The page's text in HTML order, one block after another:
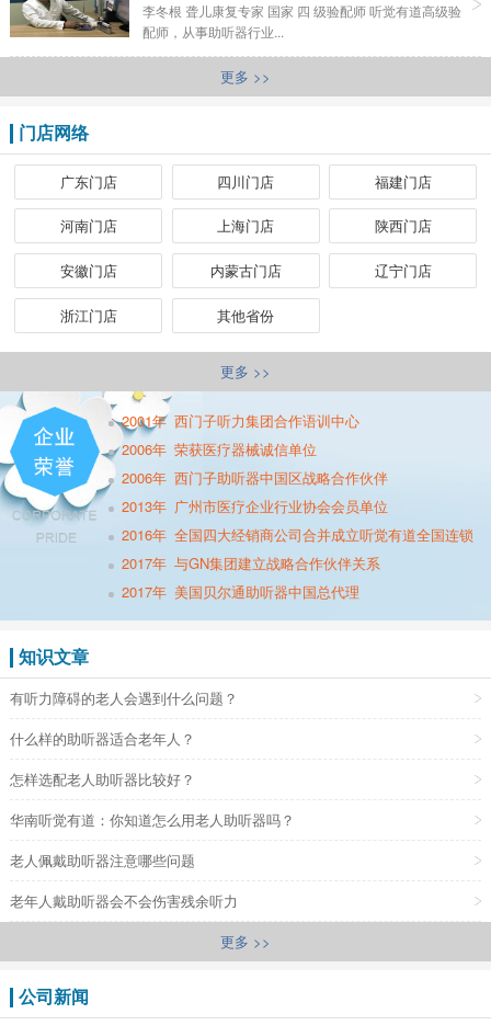
李冬根 聋儿康复专家 国家 四 级验配师 听觉有道高级验
配师，从事助听器行业...
更多 >>
门店网络
广东门店 四川门店 福建门店
河南门店 上海门店 陕西门店
安徽门店 内蒙古门店 辽宁门店
浙江门店 其他省份
更多 >>
2001年 西门子听力集团合作语训中心
2006年 荣获医疗器械诚信单位
2006年 西门子助听器中国区战略合作伙伴
2013年 广州市医疗企业行业协会会员单位
2016年 全国四大经销商公司合并成立听觉有道全国连锁
2017年 与GN集团建立战略合作伙伴关系
2017年 美国贝尔通助听器中国总代理
知识文章
有听力障碍的老人会遇到什么问题？
什么样的助听器适合老年人？
怎样选配老人助听器比较好？
华南听觉有道：你知道怎么用老人助听器吗？
老人佩戴助听器注意哪些问题
老年人戴助听器会不会伤害残余听力
更多 >>
公司新闻